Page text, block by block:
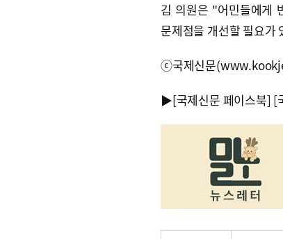
김 의원은 "어민들에게
문제점을 개선할 필요가
ⓒ국제신문
▶[국제신문 페이스북] [